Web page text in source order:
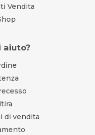
Vendita
aiuto?
di vendita